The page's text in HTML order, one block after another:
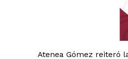
Atenea Gómez reiteró